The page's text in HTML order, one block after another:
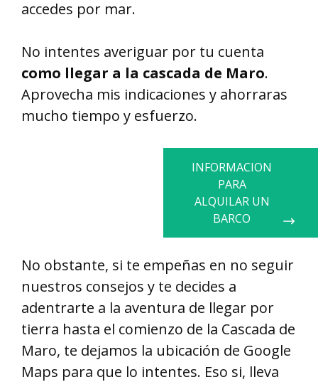
accedes por mar.
No intentes averiguar por tu cuenta
como llegar a la cascada de Maro.
Aprovecha mis indicaciones y ahorraras
mucho tiempo y esfuerzo.
INFORMACION
PARA
ALQUILAR UN
BARCO
No obstante, si te empeñas en no seguir
nuestros consejos y te decides a
adentrarte a la aventura de llegar por
tierra hasta el comienzo de la Cascada de
Maro, te dejamos la ubicación de Google
Maps para que lo intentes. Eso si, lleva